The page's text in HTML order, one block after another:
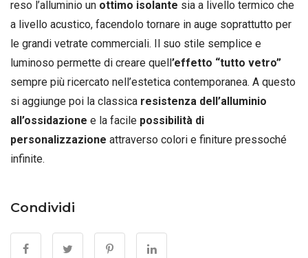
reso l’alluminio un ottimo isolante sia a livello termico che
a livello acustico, facendolo tornare in auge soprattutto per
le grandi vetrate commerciali. Il suo stile semplice e
luminoso permette di creare quell’effetto “tutto vetro”
sempre più ricercato nell’estetica contemporanea. A questo
si aggiunge poi la classica resistenza dell’alluminio
all’ossidazione e la facile possibilità di
personalizzazione attraverso colori e finiture pressoché
infinite.
Condividi